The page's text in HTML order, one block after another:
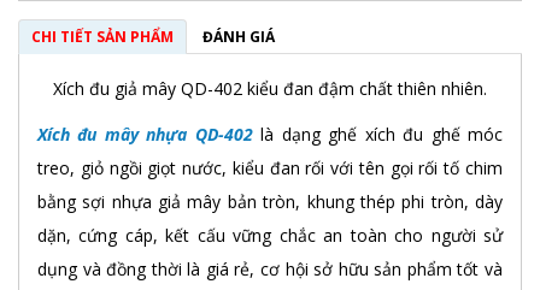
CHI TIẾT SẢN PHẨM ĐÁNH GIÁ
Xích đu giả mây QD-402 kiểu đan đậm chất thiên nhiên.
Xích đu mây nhựa QD-402là dạng ghế xích đu ghế móc
treo, giỏ ngồi giọt nước, kiểu đan rối với tên gọi rối tố chim
bằng sợi nhựa giả mây bản tròn, khung thép phi tròn, dày
dặn, cứng cáp, kết cấu vững chắc an toàn cho người sử
dụng và đồng thời là giá rẻ, cơ hội sở hữu sản phẩm tốt và